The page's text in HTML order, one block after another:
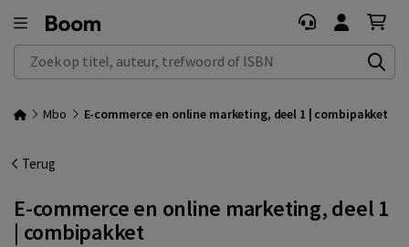
Zoek op titel, auteur, trefwoord of ISBN
Mbo E-commerce en online marketing, deel 1 | combipakket
Terug
E-commerce en online marketing, deel 1
| combipakket